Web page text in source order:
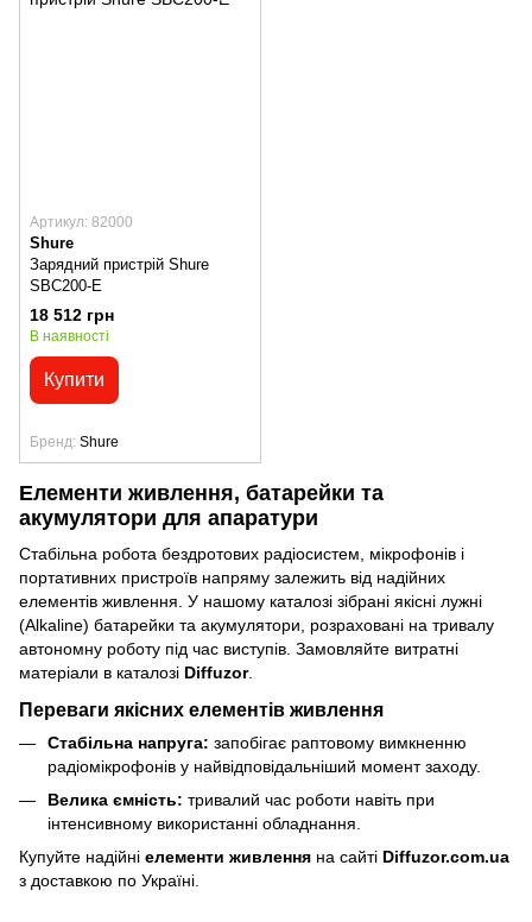
Елементи живлення, батарейки та
акумулятори для апаратури
Стабільна робота бездротових радіосистем, мікрофонів і
портативних пристроїв напряму залежить від надійних
елементів живлення. У нашому каталозі зібрані якісні лужні
(Alkaline) батарейки та акумулятори, розраховані на тривалу
автономну роботу під час виступів. Замовляйте витратні
матеріали в каталозі Diffuzor.
Переваги якісних елементів живлення
Стабільна напруга: запобігає раптовому вимкненню
радіомікрофонів у найвідповідальніший момент заходу.
Велика ємність: тривалий час роботи навіть при
інтенсивному використанні обладнання.
Купуйте надійні елементи живлення на сайті Diffuzor.com.ua
з доставкою по Україні.
Артикул: 82000
Shure
Зарядний пристрій Shure
SBC200-E
18 512 грн
В наявності
Купити
Бренд Shure